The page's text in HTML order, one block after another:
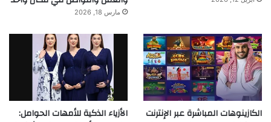
مارس 18, 2026
الكازينوهات المباشرة عبر الإنترنت
الأزياء الذكية للأمهات الحوامل: